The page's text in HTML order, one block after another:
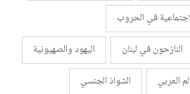
في الحروب
النازحون في لبنان
اليهود والصهيونية
العربي
الشواذ الجنسي